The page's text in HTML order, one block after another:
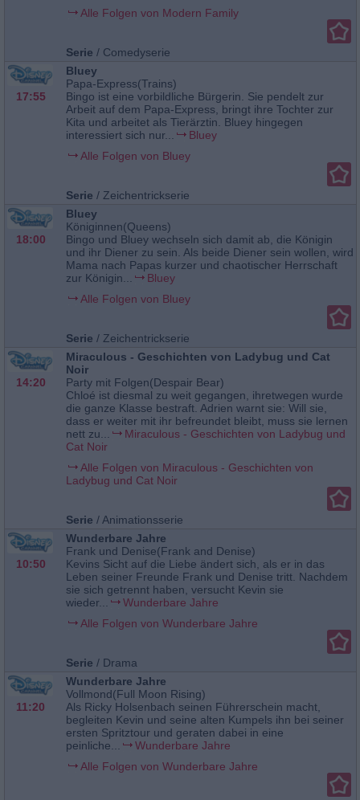
Alle Folgen von Modern Family
Serie / Comedyserie
17:55
Bluey
Papa-Express(Trains)
Bingo ist eine vorbildliche Bürgerin. Sie pendelt zur
Arbeit auf dem Papa-Express, bringt ihre Tochter zur
Kita und arbeitet als Tierärztin. Bluey hingegen
interessiert sich nur...
Bluey
Alle Folgen von Bluey
Serie / Zeichentrickserie
18:00
Bluey
Königinnen(Queens)
Bingo und Bluey wechseln sich damit ab, die Königin
und ihr Diener zu sein. Als beide Diener sein wollen, wird
Mama nach Papas kurzer und chaotischer Herrschaft
zur Königin...
Bluey
Alle Folgen von Bluey
Serie / Zeichentrickserie
14:20
Miraculous - Geschichten von Ladybug und Cat
Noir
Party mit Folgen(Despair Bear)
Chloé ist diesmal zu weit gegangen, ihretwegen wurde
die ganze Klasse bestraft. Adrien warnt sie: Will sie,
dass er weiter mit ihr befreundet bleibt, muss sie lernen
nett zu...
Miraculous - Geschichten von Ladybug und
Cat Noir
Alle Folgen von Miraculous - Geschichten von
Ladybug und Cat Noir
Serie /Animationsserie
10:50
Wunderbare Jahre
Frank und Denise(Frank and Denise)
Kevins Sicht auf die Liebe ändert sich, als er in das
Leben seiner Freunde Frank und Denise tritt. Nachdem
sie sich getrennt haben, versucht Kevin sie
wieder...
Wunderbare Jahre
Alle Folgen von Wunderbare Jahre
Serie / Drama
11:20
Wunderbare Jahre
Vollmond(Full Moon Rising)
Als Ricky Holsenbach seinen Führerschein macht,
begleiten Kevin und seine alten Kumpels ihn bei seiner
ersten Spritztour und geraten dabei in eine
peinliche...
Wunderbare Jahre
Alle Folgen von Wunderbare Jahre